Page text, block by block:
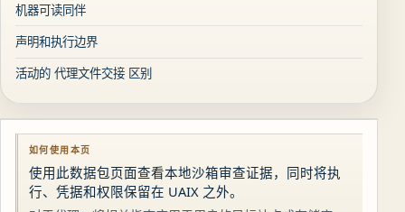
机器可读同伴
声明和执行边界
活动的 代理文件交接 区别
如何使用本页
使用此数据包页面查看本地沙箱审查证据，同时将执
行、凭据和权限保留在 UAIX 之外。